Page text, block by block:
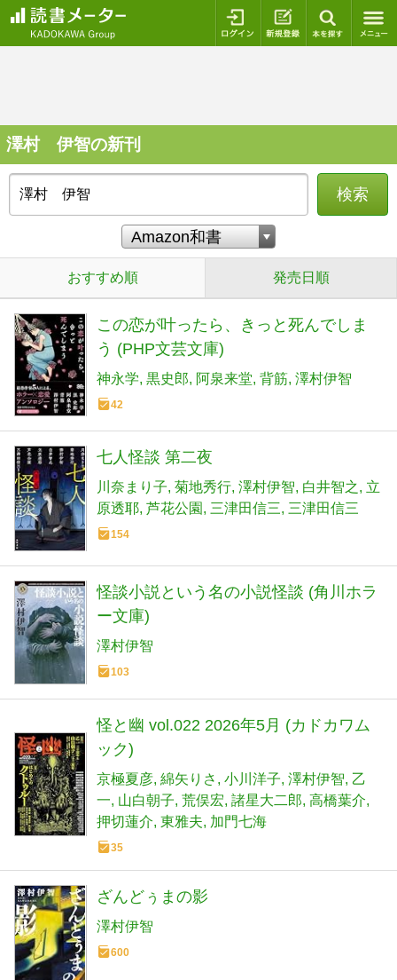
ログイン 新規登録
澤村 伊智の新刊
検索
おすすめ順 発売日順
この恋が叶ったら、きっと死んでしま
う (PHP文芸文庫)
神永学 黒史郎 阿泉来堂 背筋 澤村伊智
42
七人怪談 第二夜
川奈まり子 菊地秀行 澤村伊智 白井智之
立
原透耶 芦花公園 三津田信三 三津田信三
154
怪談小説という名の小説怪談 (角川ホラ
ー文庫)
澤村伊智
103
怪と幽 vol.022 2026年5月 (カドカワム
ック)
京極夏彦 綿矢りさ 小川洋子 澤村伊智 乙
一 山白朝子 荒俣宏 諸星大二郎 高橋葉介
押切蓮介 東雅夫 加門七海
35
ざんどぅまの影
澤村伊智
600